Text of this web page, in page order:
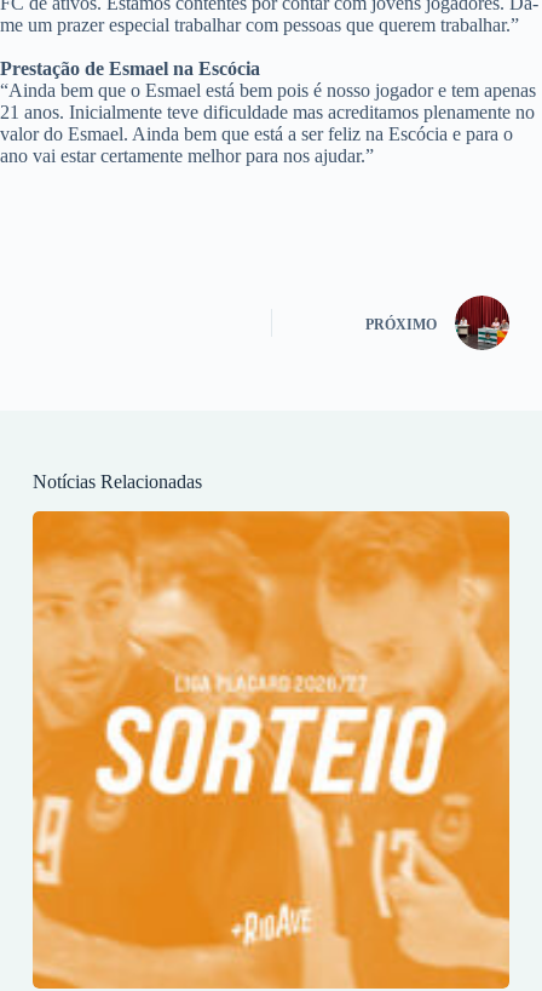
me um prazer especial trabalhar com pessoas que querem trabalhar.”
Prestação de Esmael na Escócia
“Ainda bem que o Esmael está bem pois é nosso jogador e tem apenas
21 anos. Inicialmente teve dificuldade mas acreditamos plenamente no
valor do Esmael. Ainda bem que está a ser feliz na Escócia e para o
ano vai estar certamente melhor para nos ajudar.”
PRÓXIMO
Notícias Relacionadas